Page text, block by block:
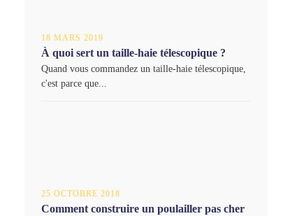
18 MARS 2019
À quoi sert un taille-haie télescopique ?
Quand vous commandez un taille-haie télescopique,
c'est parce que...
25 OCTOBRE 2018
Comment construire un poulailler pas cher